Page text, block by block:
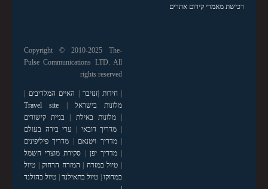
רכישת מאמרי קידום אתרים
Copyright © 2010-2025 The-
Pulse Communications LTD. All
rights reserved
|חידות זנזיבר האיים המלדיבים
מלונות בישראל
Travel site
|מלונות באילת
בניית קישורים
מדריך דובאי
ערי בירה בעולם
|מדריך ויטנאם
מדריך פיליפינים
|מדריך יפן
סקירת מוצרי חשמל
טיול במזרח המזרח הרחוק| טיול
במרוקו| טיול בתאילנד| טיול בהולנד